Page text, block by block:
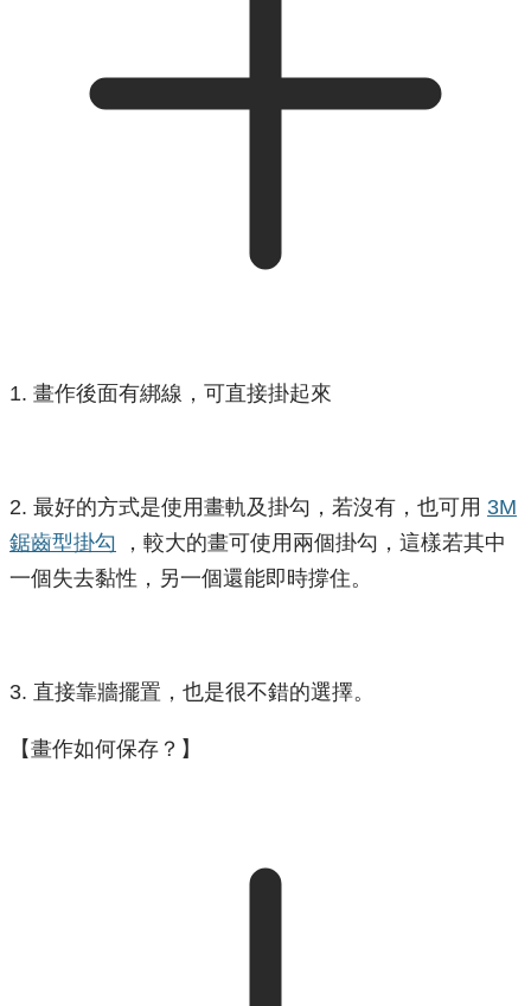
1. 畫作後面有綁線，可直接掛起來
2. 最好的方式是使用畫軌及掛勾，若沒有，也可用 3M
鋸齒型掛勾 ，較大的畫可使用兩個掛勾，這樣若其中
一個失去黏性，另一個還能即時撐住。
3. 直接靠牆擺置，也是很不錯的選擇。
【畫作如何保存？】